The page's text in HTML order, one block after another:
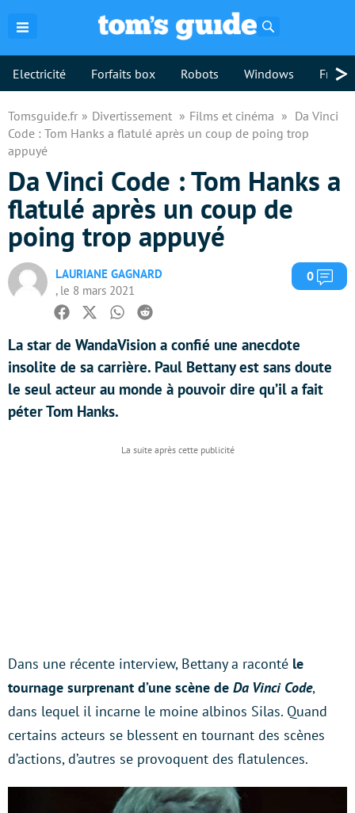
Electricité Forfaits box Robots Windows >
Tomsguide.fr Divertissement Films et cinéma
Da Vinci
Code : Tom Hanks a flatulé après un coup de poing trop
appuyé
Da Vinci Code : Tom Hanks a
flatulé après un coup de
poing trop appuyé
LAURIANE GAGNARD
, le 8 mars 2021
0
Facebook
TwitterWhatsapp
Reddit
La star de WandaVision a confié une anecdote
insolite de sa carrière. Paul Bettany est sans doute
le seul acteur au monde à pouvoir dire qu’il a fait
péter Tom Hanks.
Dans une récente interview, Bettany a raconté le
tournage surprenant d’une scène de Da Vinci Code,
dans lequel il incarne le moine albinos Silas. Quand
certains acteurs se blessent en tournant des scènes
d’actions, d’autres se provoquent des flatulences.